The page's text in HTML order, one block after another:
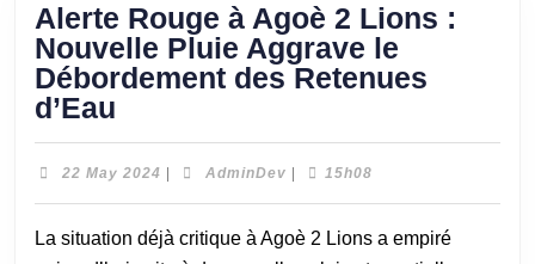
Alerte Rouge à Agoè 2 Lions :
Nouvelle Pluie Aggrave le
Débordement des Retenues
d’Eau
22 May 2024 AdminDev 15h08
La situation déjà critique à Agoè 2 Lions a empiré